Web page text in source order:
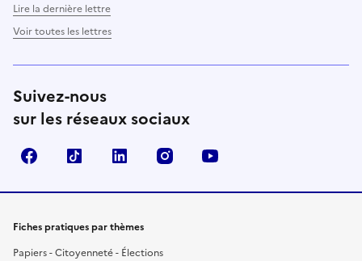
Lire la dernière lettre
Voir toutes les lettres
Suivez-nous
sur les réseaux sociaux
FacebookTikTok LinkedIn Instagram
Fiches pratiques par thèmes
Papiers - Citoyenneté - Élections